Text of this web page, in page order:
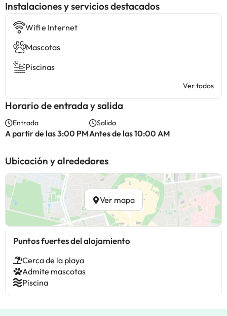
Instalaciones y servicios destacados
Wifi e Internet
Mascotas
Piscinas
Ver todos
Horario de entrada y salida
Entrada
A partir de las 3:00 PM
Salida
Antes de las 10:00 AM
Ubicación y alrededores
Ver mapa
Puntos fuertes del alojamiento
Cerca de la playa
Admite mascotas
Piscina